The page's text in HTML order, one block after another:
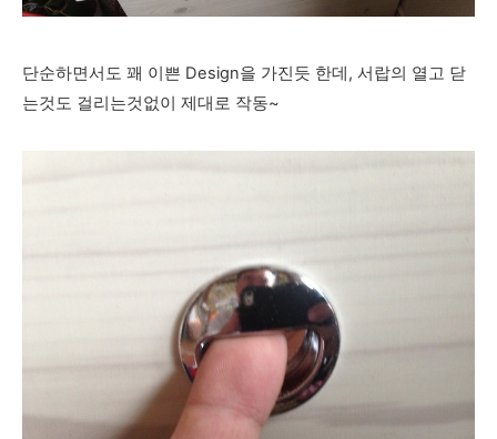
단순하면서도 꽤 이쁜 Design을 가진듯 한데, 서랍의 열고 닫
는것도 걸리는것없이 제대로 작동~